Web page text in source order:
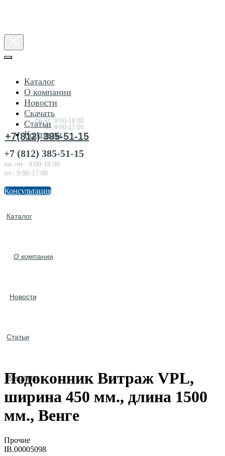
Консультация
по товарам
пн-чт.: 9:00-18:00
пт.:9:00-17:00
+7(812) 385-51-15
Каталог
О компании
Новости
Статьи
Контакты
Каталог
О компании
Новости
Скачать
Статьи
Контакты
+7 (812) 385-51-15
пн.-чт.: 9:00-18:00
пт.: 9:00-17:00
Консультация
Подоконник Витраж VPL,
ширина 450 мм., длина 1500
мм., Венге
Прочие
IB.00005098